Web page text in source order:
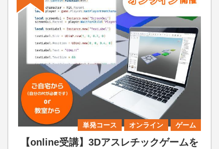
単発コース オンライン ゲーム
【online受講】3Dアスレチックゲームを